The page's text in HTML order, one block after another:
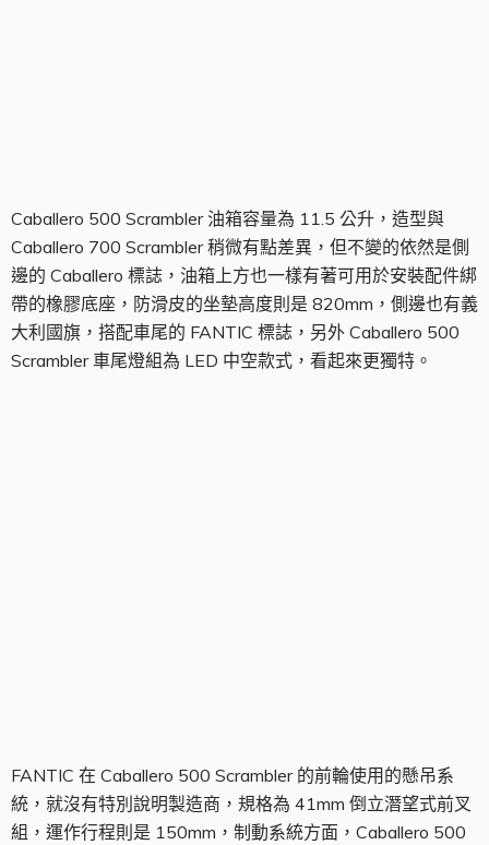
Caballero 500 Scrambler 油箱容量為 11.5 公升，造型與
Caballero 700 Scrambler 稍微有點差異，但不變的依然是側
邊的 Caballero 標誌，油箱上方也一樣有著可用於安裝配件綁
帶的橡膠底座，防滑皮的坐墊高度則是 820mm，側邊也有義
大利國旗，搭配車尾的 FANTIC 標誌，另外 Caballero 500
Scrambler 車尾燈組為 LED 中空款式，看起來更獨特。
FANTIC 在 Caballero 500 Scrambler 的前輪使用的懸吊系
統，就沒有特別說明製造商，規格為 41mm 倒立潛望式前叉
組，運作行程則是 150mm，制動系統方面，Caballero 500